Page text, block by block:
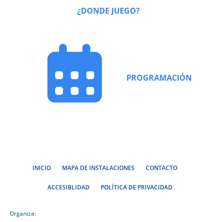
¿DONDE JUEGO?
PROGRAMACIÓN
INICIO MAPA DE INSTALACIONES CONTACTO
ACCESIBLIDAD POLÍTICA DE PRIVACIDAD
Organiza: